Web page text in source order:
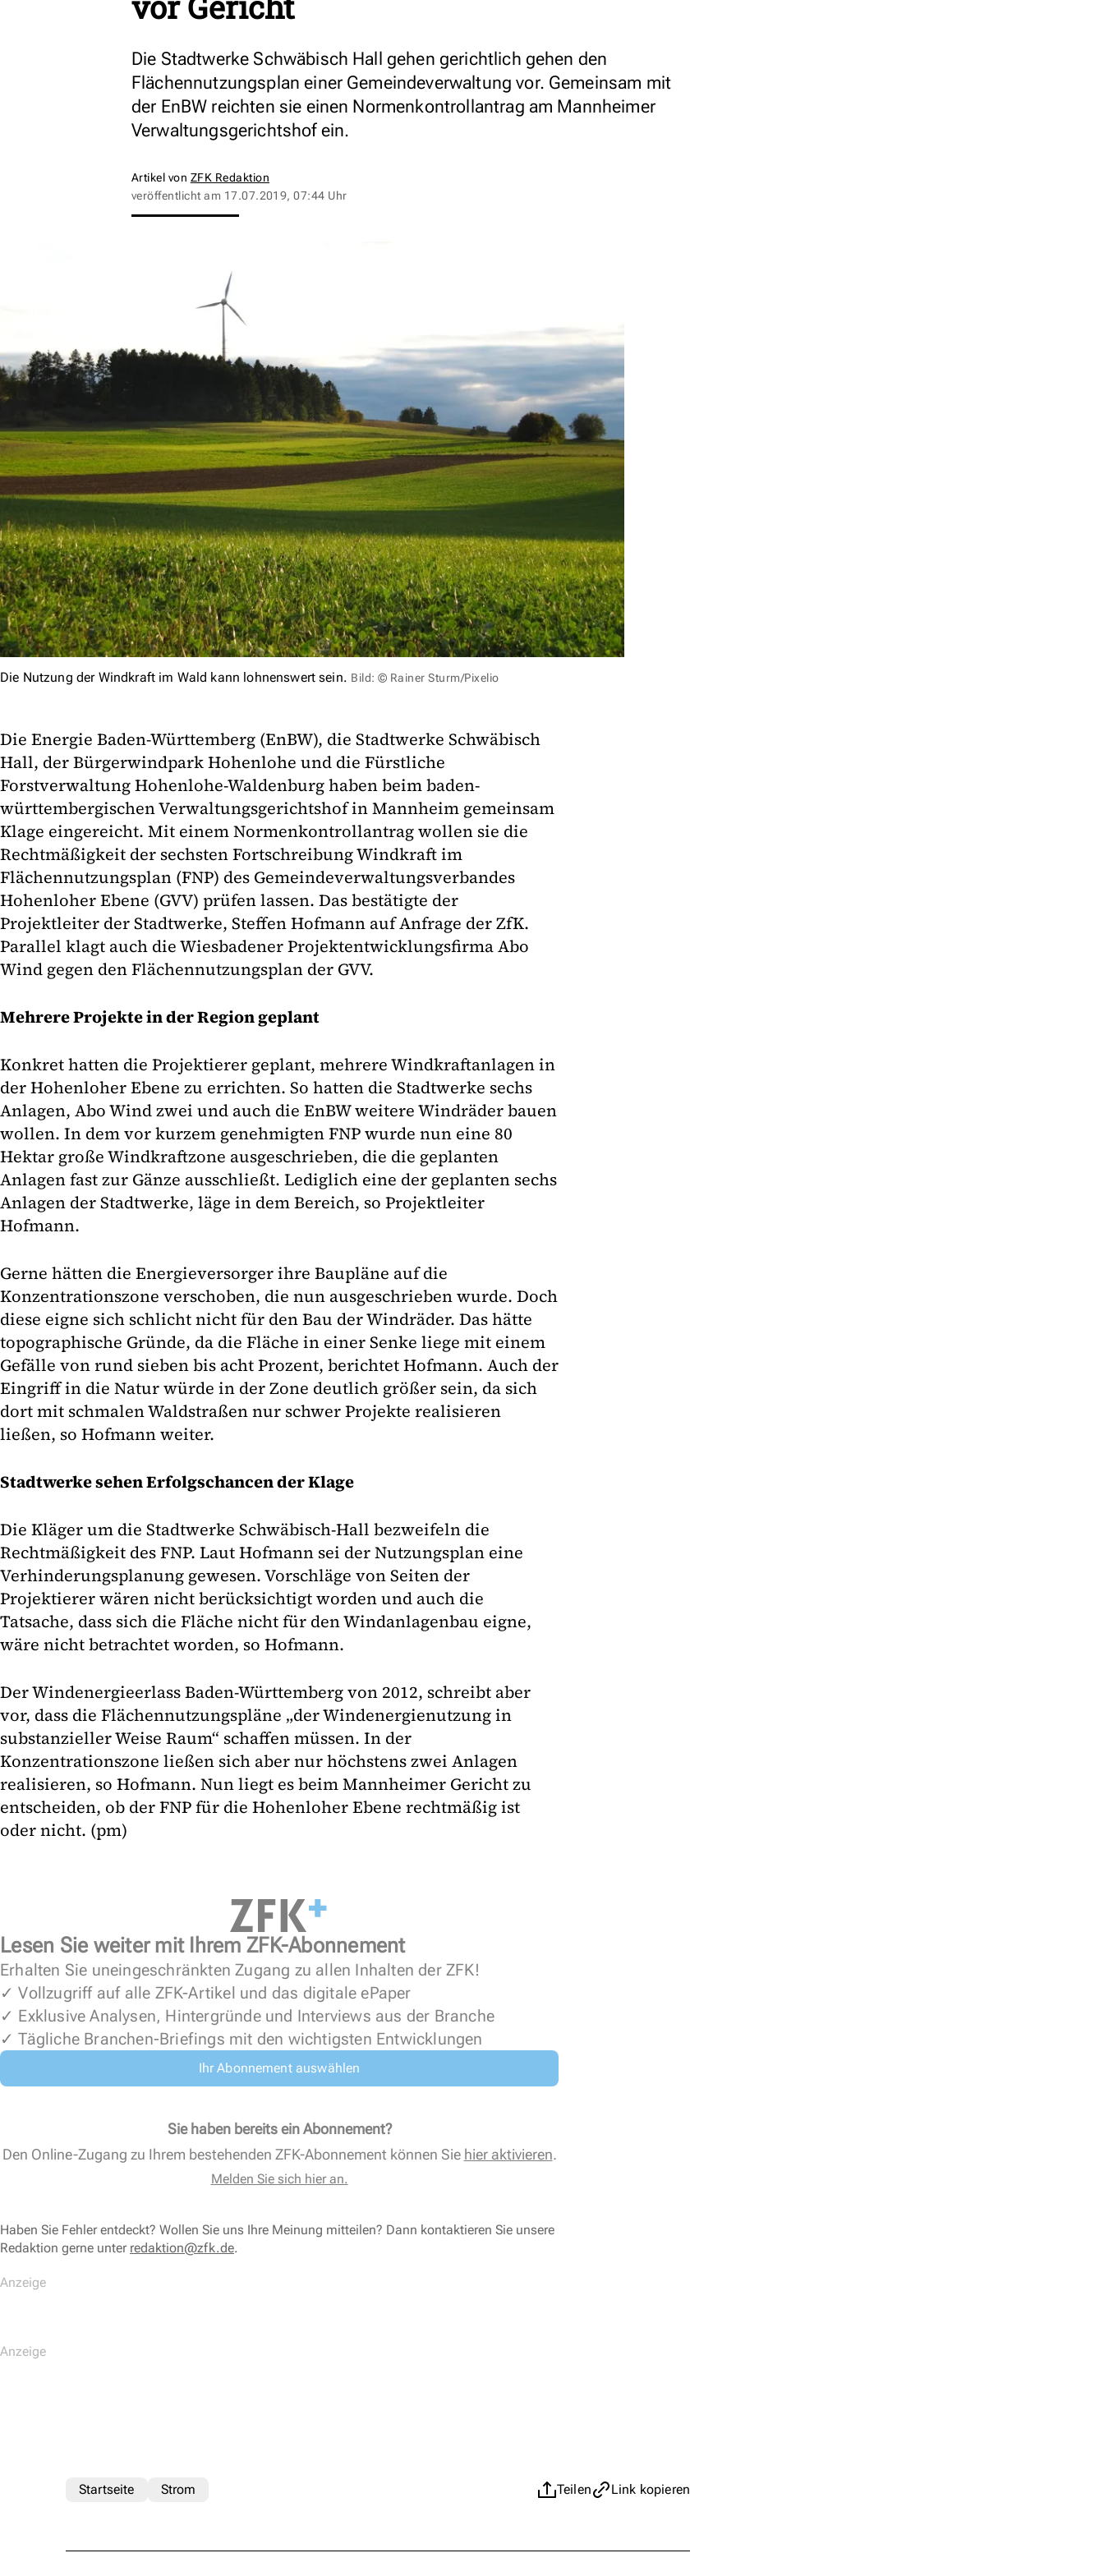
Die Stadtwerke Schwäbisch Hall gehen gerichtlich gehen den
Flächennutzungsplan einer Gemeindeverwaltung vor. Gemeinsam mit
der EnBW reichten sie einen Normenkontrollantrag am Mannheimer
Verwaltungsgerichtshof ein.
Artikel von ZFK Redaktion
veröffentlicht am 17.07.2019, 07:44 Uhr
Die Nutzung der Windkraft im Wald kann lohnenswert sein. Bild: © Rainer Sturm/Pixelio
Die Energie Baden-Württemberg (EnBW), die Stadtwerke Schwäbisch
Hall, der Bürgerwindpark Hohenlohe und die Fürstliche
Forstverwaltung Hohenlohe-Waldenburg haben beim baden-
württembergischen Verwaltungsgerichtshof in Mannheim gemeinsam
Klage eingereicht. Mit einem Normenkontrollantrag wollen sie die
Rechtmäßigkeit der sechsten Fortschreibung Windkraft im
Flächennutzungsplan (FNP) des Gemeindeverwaltungsverbandes
Hohenloher Ebene (GVV) prüfen lassen. Das bestätigte der
Projektleiter der Stadtwerke, Steffen Hofmann auf Anfrage der ZfK.
Parallel klagt auch die Wiesbadener Projektentwicklungsfirma Abo
Wind gegen den Flächennutzungsplan der GVV.
Mehrere Projekte in der Region geplant
Konkret hatten die Projektierer geplant, mehrere Windkraftanlagen in
der Hohenloher Ebene zu errichten. So hatten die Stadtwerke sechs
Anlagen, Abo Wind zwei und auch die EnBW weitere Windräder bauen
wollen. In dem vor kurzem genehmigten FNP wurde nun eine 80
Hektar große Windkraftzone ausgeschrieben, die die geplanten
Anlagen fast zur Gänze ausschließt. Lediglich eine der geplanten sechs
Anlagen der Stadtwerke, läge in dem Bereich, so Projektleiter
Hofmann.
Gerne hätten die Energieversorger ihre Baupläne auf die
Konzentrationszone verschoben, die nun ausgeschrieben wurde. Doch
diese eigne sich schlicht nicht für den Bau der Windräder. Das hätte
topographische Gründe, da die Fläche in einer Senke liege mit einem
Gefälle von rund sieben bis acht Prozent, berichtet Hofmann. Auch der
Eingriff in die Natur würde in der Zone deutlich größer sein, da sich
dort mit schmalen Waldstraßen nur schwer Projekte realisieren
ließen, so Hofmann weiter.
Stadtwerke sehen Erfolgschancen der Klage
Die Kläger um die Stadtwerke Schwäbisch-Hall bezweifeln die
Rechtmäßigkeit des FNP. Laut Hofmann sei der Nutzungsplan eine
Verhinderungsplanung gewesen. Vorschläge von Seiten der
Projektierer wären nicht berücksichtigt worden und auch die
Tatsache, dass sich die Fläche nicht für den Windanlagenbau eigne,
wäre nicht betrachtet worden, so Hofmann.
Der Windenergieerlass Baden-Württemberg von 2012, schreibt aber
vor, dass die Flächennutzungspläne „der Windenergienutzung in
substanzieller Weise Raum“ schaffen müssen. In der
Konzentrationszone ließen sich aber nur höchstens zwei Anlagen
realisieren, so Hofmann. Nun liegt es beim Mannheimer Gericht zu
entscheiden, ob der FNP für die Hohenloher Ebene rechtmäßig ist
oder nicht. (pm)
Lesen Sie weiter mit Ihrem ZFK-Abonnement
Erhalten Sie uneingeschränkten Zugang zu allen Inhalten der ZFK!
✓ Vollzugriff auf alle ZFK-Artikel und das digitale ePaper
✓ Exklusive Analysen, Hintergründe und Interviews aus der Branche
✓ Tägliche Branchen-Briefings mit den wichtigsten Entwicklungen
Ihr Abonnement auswählen
Sie haben bereits ein Abonnement?
Den Online-Zugang zu Ihrem bestehenden ZFK-Abonnement können Sie hier aktivieren.
Melden Sie sich hier an.
Haben Sie Fehler entdeckt? Wollen Sie uns Ihre Meinung mitteilen? Dann kontaktieren Sie unsere
Redaktion gerne unter redaktion@zfk.de.
Teilen Link kopieren
Startseite Strom